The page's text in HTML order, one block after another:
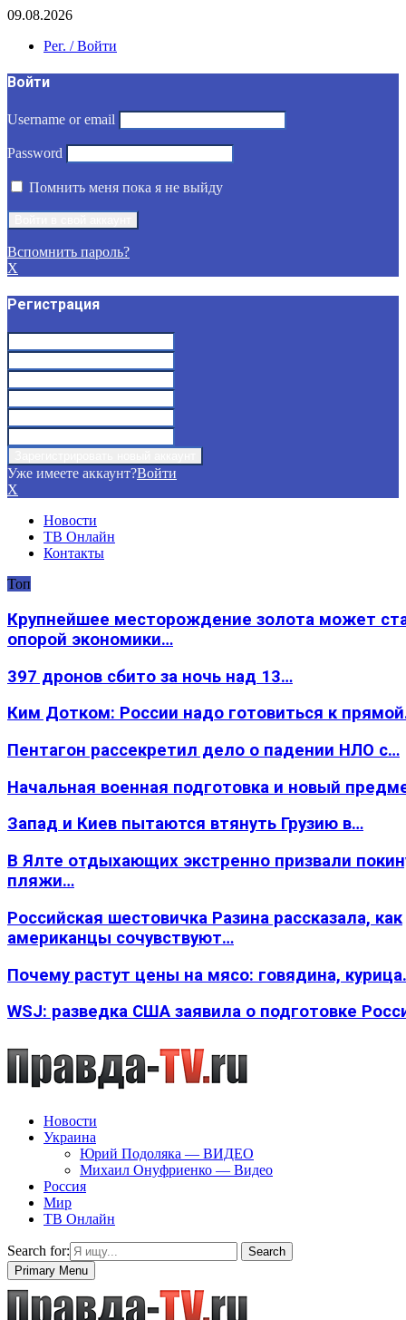
09.08.2026
Рег. / Войти
Войти
Username or email
Password
Помнить меня пока я не выйду
Вспомнить пароль?
X
Регистрация
Уже имеете аккаунт?Войти
X
Новости
ТВ Онлайн
Контакты
Топ
Крупнейшее месторождение золота может
опорой экономики…
397 дронов сбито за ночь над 13…
Ким Дотком: России надо готовиться к
Пентагон рассекретил дело о падении НЛО с…
Начальная военная подготовка и новый
Запад и Киев пытаются втянуть Грузию в…
В Ялте отдыхающих экстренно призвали
пляжи…
Российская шестовичка Разина рассказала, как
американцы сочувствуют…
Почему растут цены на мясо: говядина,
WSJ: разведка США заявила о подготовке
Новости
Украина
Юрий Подоляка — ВИДЕО
Михаил Онуфриенко — Видео
Россия
Мир
ТВ Онлайн
Search for:
Search
Primary Menu